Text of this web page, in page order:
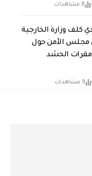
8 مشاهدات
كلف وزارة الخارجية
مجلس الأمن حول
الحشد
9 مشاهدات